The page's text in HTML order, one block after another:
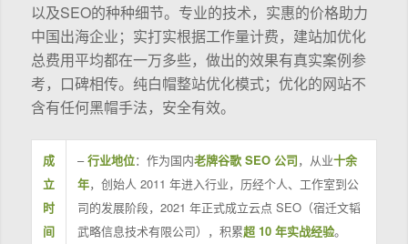
以及SEO的种种细节。专业的技术，实惠的价格助力
中国出海企业；实打实根据工作量计费，建站加优化
总费用平均都在一万多些，做出的效果有真实案例参
考，口碑相传。纯白帽整站优化模式；优化的网站不
含有任何黑帽手法，安全有效。
成
立
时
间
–行业地位：作为国内老牌谷歌 SEO 公司，从业十余
年，创始人 2011 年进入行业，历经个人、工作室到公
司的发展阶段，2021 年正式成立云点 SEO（宿迁文韬
武略信息技术有限公司），积累超 10 年实战经验。